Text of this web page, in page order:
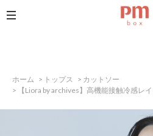
ホーム > トップス > カットソー
>
【Liora by archives】高機能接触冷感レ